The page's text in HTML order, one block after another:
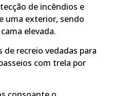
de incêndios e
uma exterior, sendo
elevada.
recreio vedadas para
com trela por